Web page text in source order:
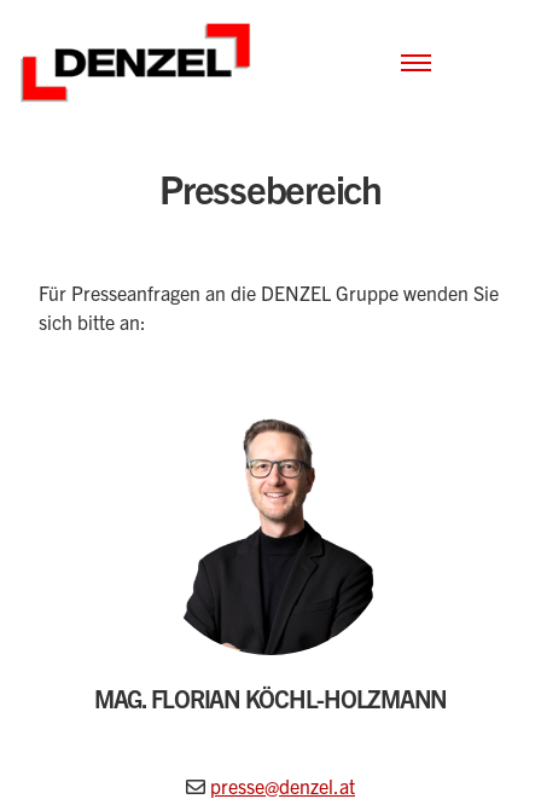
Inhalt
Pressebereich
Für Presseanfragen an die DENZEL Gruppe wenden Sie
sich bitte an:
MAG. FLORIAN KÖCHL-HOLZMANN
presse@denzel.at